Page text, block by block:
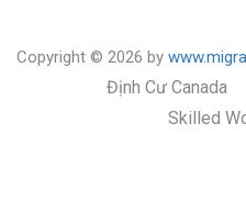
Copyright © 2026 by
Định Cư Canada
Skilled